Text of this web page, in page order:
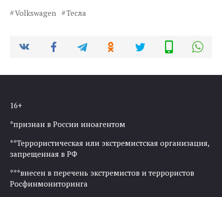
Volkswagen Тесла
16+
*признан в России иноагентом
**Террористическая или экстремистская организация,
запрещенная в РФ
***внесен в перечень экстремистов и террористов
Росфинмониторинга